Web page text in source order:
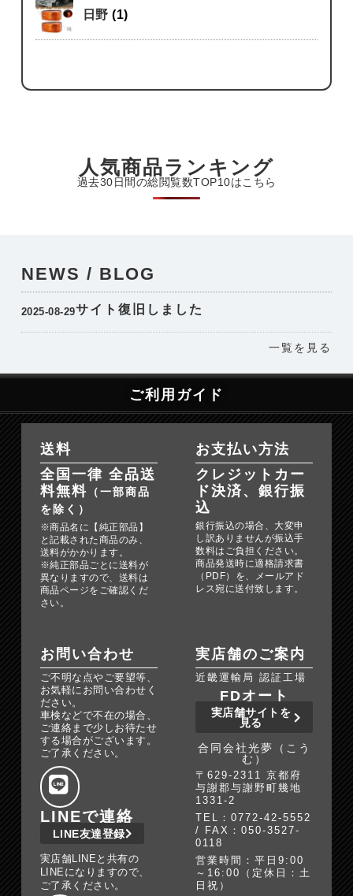
日野(1)
人気商品ランキング
過去30日間の総閲覧数TOP10はこちら
NEWS / BLOG
2025-08-29サイト復旧しました
一覧を見る
ご利用ガイド
送料
全国一律 全品送
料無料 （一部商品
を除く）
※商品名に【純正部品】
と記載された商品のみ、
送料がかかります。
※純正部品ごとに送料が
異なりますので、送料は
商品ページをご確認くだ
さい。
お支払い方法
クレジットカー
ド決済、銀行振
込
銀行振込の場合、大変申
し訳ありませんが振込手
数料はご負担ください。
商品発送時に適格請求書
（PDF）を、メールアド
レス宛に送付致します。
お問い合わせ
ご不明な点やご要望等、
お気軽にお問い合わせく
ださい。
車検などで不在の場合、
ご連絡まで少しお待たせ
する場合がございます。
ご了承ください。
LINEで連絡
LINE友達登録
実店舗LINEと共有の
LINEになりますので、
ご了承ください。
実店舗のご案内
近畿運輸局 認証工場
FDオート
実店舗サイトを
見る
合同会社光夢（こう
む）
〒629-2311 京都府
与謝郡与謝野町幾地
1331-2
TEL：0772-42-5552
/ FAX：050-3527-
0118
営業時間：平日9:00
～16:00（定休日：土
日祝）